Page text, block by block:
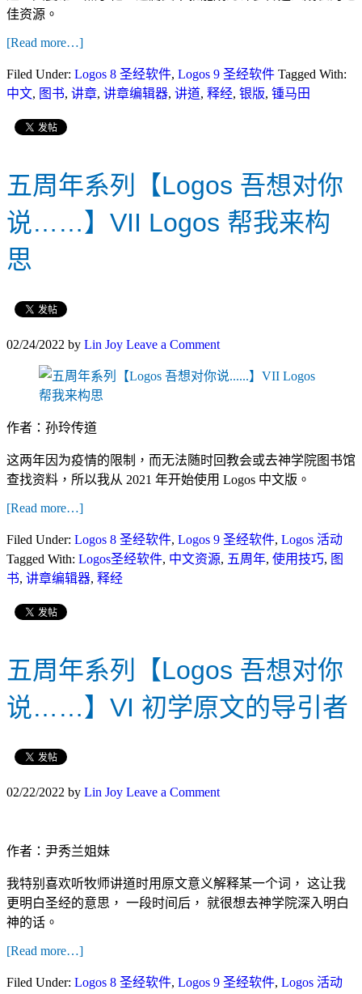
佳资源。
[Read more…]
Filed Under: Logos 8 圣经软件, Logos 9 圣经软件 Tagged With:
中文, 图书, 讲章, 讲章编辑器, 讲道, 释经, 银版, 锺马田
五周年系列【Logos 吾想对你
说……】VII Logos 帮我来构
思
02/24/2022 by Lin Joy Leave a Comment
作者：孙玲传道
这两年因为疫情的限制，而无法随时回教会或去神学院图书馆
查找资料，所以我从 2021 年开始使用 Logos 中文版。
[Read more…]
Filed Under: Logos 8 圣经软件, Logos 9 圣经软件, Logos 活动
Tagged With: Logos圣经软件, 中文资源, 五周年, 使用技巧, 图
书, 讲章编辑器, 释经
五周年系列【Logos 吾想对你
说……】VI 初学原文的导引者
02/22/2022 by Lin Joy Leave a Comment
作者：尹秀兰姐妹
我特别喜欢听牧师讲道时用原文意义解释某一个词， 这让我
更明白圣经的意思 ， 一段时间后 ， 就很想去神学院深入明白
神的话 。
[Read more…]
Filed Under: Logos 8 圣经软件, Logos 9 圣经软件, Logos 活动